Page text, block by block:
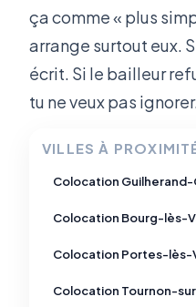
ça comme « plus
arrange surtout eux.
écrit. Si le bailleur
tu ne veux pas ignorer.
VILLES À
Colocation
Colocation Bourg-lès-
Colocation Portes-lès-
Colocation Tournon-